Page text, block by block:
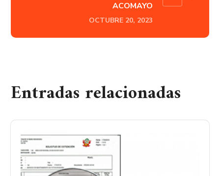
ACOMAYO
OCTUBRE 20, 2023
Entradas relacionadas